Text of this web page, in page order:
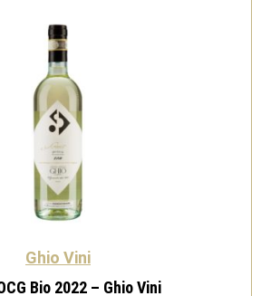
Ghio Vini
Bio 2022 – Ghio Vini